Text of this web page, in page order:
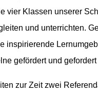
vier Klassen unserer
und unterrichten.
inspirierende
gefördert und gefordert
zur Zeit zwei